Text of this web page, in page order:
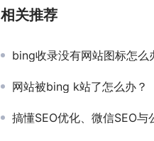
相关推荐
bing收录没有网站图标怎么办？（如
网站被bing k站了怎么办？
搞懂SEO优化、微信SEO与公众